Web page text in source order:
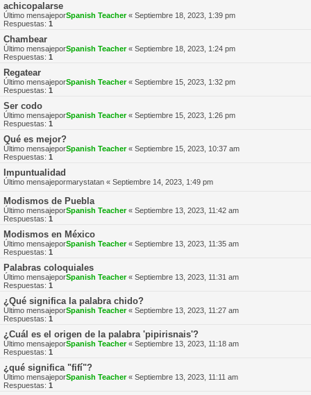
achicopalarse
Último mensajeporSpanish Teacher« Septiembre 18, 2023, 1:39 pm
Respuestas: 1
Chambear
Último mensajeporSpanish Teacher« Septiembre 18, 2023, 1:24 pm
Respuestas: 1
Regatear
Último mensajeporSpanish Teacher« Septiembre 15, 2023, 1:32 pm
Respuestas: 1
Ser codo
Último mensajeporSpanish Teacher« Septiembre 15, 2023, 1:26 pm
Respuestas: 1
Qué es mejor?
Último mensajeporSpanish Teacher« Septiembre 15, 2023, 10:37 am
Respuestas: 1
Impuntualidad
Último mensajepormarystatan « Septiembre 14, 2023, 1:49 pm
Modismos de Puebla
Último mensajeporSpanish Teacher« Septiembre 13, 2023, 11:42 am
Respuestas: 1
Modismos en México
Último mensajeporSpanish Teacher« Septiembre 13, 2023, 11:35 am
Respuestas: 1
Palabras coloquiales
Último mensajeporSpanish Teacher« Septiembre 13, 2023, 11:31 am
Respuestas: 1
¿Qué significa la palabra chido?
Último mensajeporSpanish Teacher« Septiembre 13, 2023, 11:27 am
Respuestas: 1
¿Cuál es el origen de la palabra 'pipirisnais'?
Último mensajeporSpanish Teacher« Septiembre 13, 2023, 11:18 am
Respuestas: 1
¿qué significa "fifí"?
Último mensajeporSpanish Teacher« Septiembre 13, 2023, 11:11 am
Respuestas: 1